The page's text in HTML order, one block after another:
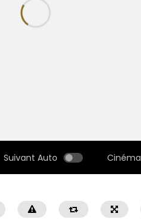
Suivant Auto Cinéma